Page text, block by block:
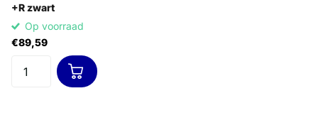
+R zwart
Op voorraad
€89,59